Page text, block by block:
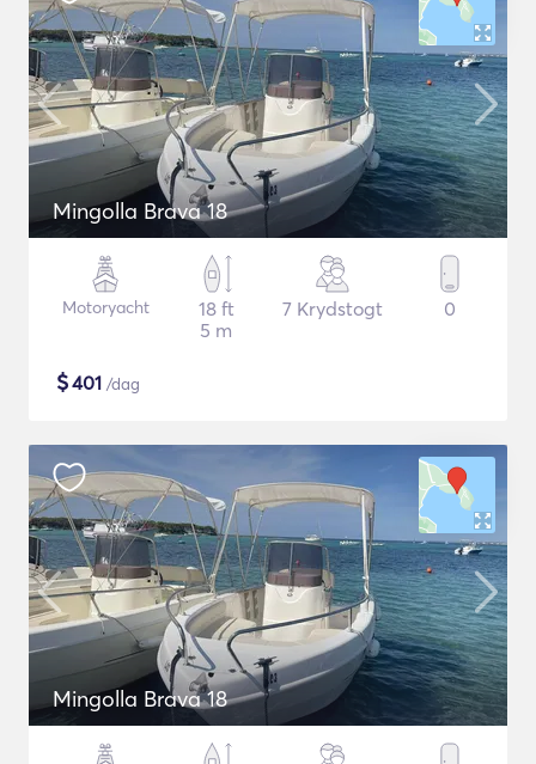
Mingolla Brava 18
Motoryacht
18 ft
5 m
7 Krydstogt 0
$401 /dag
Mingolla Brava 18